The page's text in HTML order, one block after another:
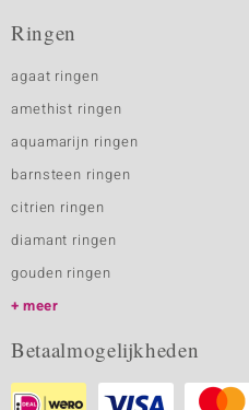
Ringen
agaat ringen
amethist ringen
aquamarijn ringen
barnsteen ringen
citrien ringen
diamant ringen
gouden ringen
meer
Betaalmogelijkheden